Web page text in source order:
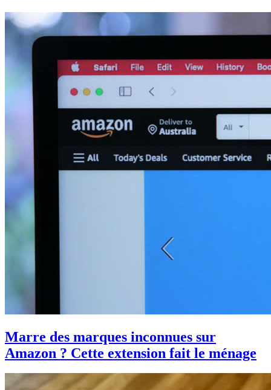
Marre des marques inconnues sur
Amazon ? Cette extension fait le ménage